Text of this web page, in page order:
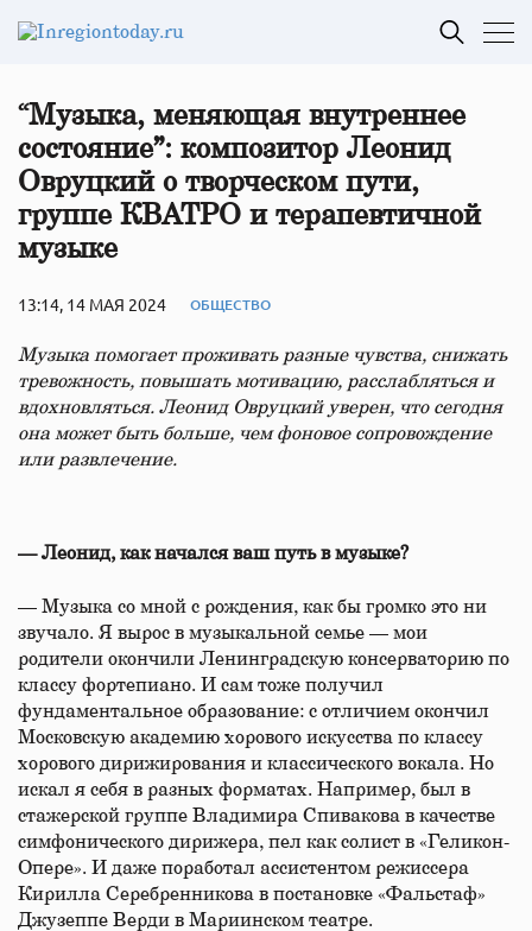
“Музыка, меняющая внутреннее
состояние”: композитор Леонид
Овруцкий о творческом пути,
группе КВАТРО и терапевтичной
музыке
13:14, 14 МАЯ 2024 ОБЩЕСТВО
Музыка помогает проживать разные чувства, снижать
тревожность, повышать мотивацию, расслабляться и
вдохновляться. Леонид Овруцкий уверен, что сегодня
она может быть больше, чем фоновое сопровождение
или развлечение.
— Леонид, как начался ваш путь в музыке?
— Музыка со мной с рождения, как бы громко это ни
звучало. Я вырос в музыкальной семье — мои
родители окончили Ленинградскую консерваторию по
классу фортепиано. И сам тоже получил
фундаментальное образование: с отличием окончил
Московскую академию хорового искусства по классу
хорового дирижирования и классического вокала. Но
искал я себя в разных форматах. Например, был в
стажерской группе Владимира Спивакова в качестве
симфонического дирижера, пел как солист в «Геликон-
Опере». И даже поработал ассистентом режиссера
Кирилла Серебренникова в постановке «Фальстаф»
Джузеппе Верди в Мариинском театре.